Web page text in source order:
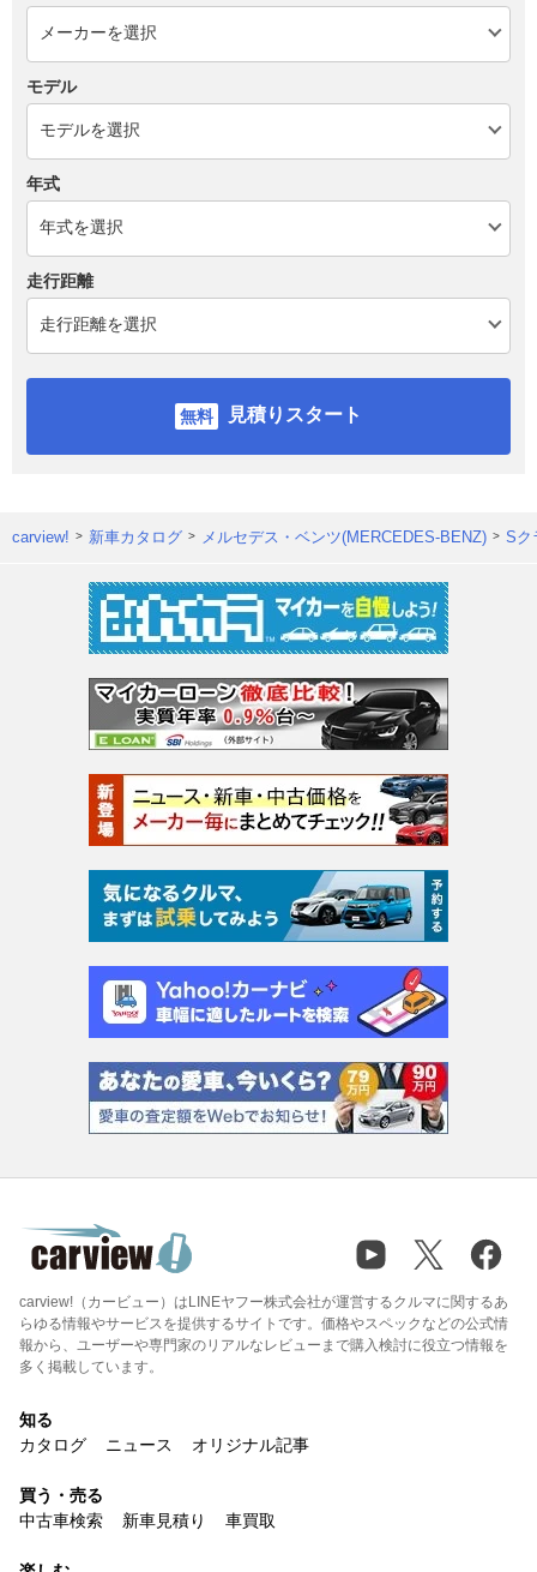
モデル
年式
走行距離
見積りスタート
carview! 新車カタログ メルセデス・ベンツ(MERCEDES-BENZ) Sク
carview!（カービュー）はLINEヤフー株式会社が運営するクルマに関するあ
らゆる情報やサービスを提供するサイトです。価格やスペックなどの公式情
報から、ユーザーや専門家のリアルなレビューまで購入検討に役立つ情報を
多く掲載しています。
知る
カタログ
ニュース オリジナル記事
買う・売る
中古車検索
新車見積り 車買取